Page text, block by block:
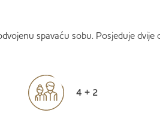
spavaću sobu. Posjeduje
4 + 2